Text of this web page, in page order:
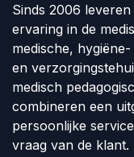
Sinds 2006
ervaring in de
medische,
en
medisch
combineren een
persoonlijke
vraag van de klant.